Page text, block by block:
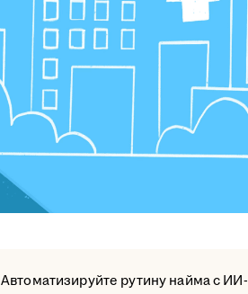
Автоматизируйте рутину найма с ИИ-